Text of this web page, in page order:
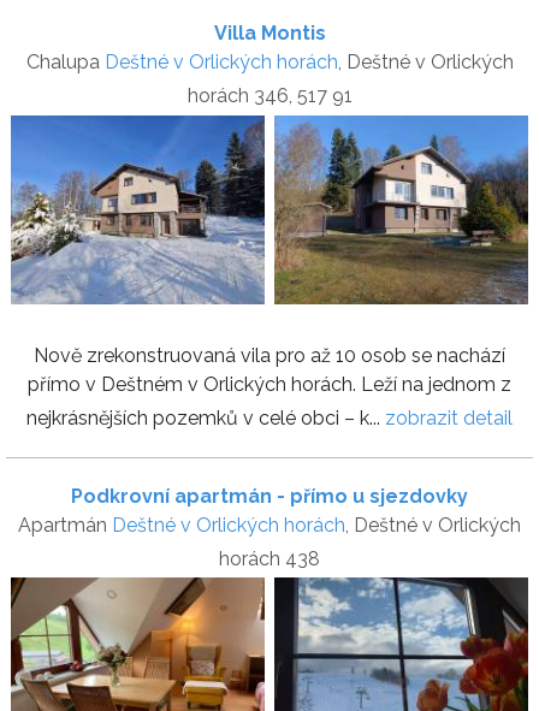
Villa Montis
Chalupa Deštné v Orlických horách, Deštné v Orlických
horách 346, 517 91
Nově zrekonstruovaná vila pro až 10 osob se nachází
přímo v Deštném v Orlických horách. Leží na jednom z
nejkrásnějších pozemků v celé obci – k... zobrazit detail
Podkrovní apartmán - přímo u sjezdovky
Apartmán Deštné v Orlických horách , Deštné v Orlických
horách 438